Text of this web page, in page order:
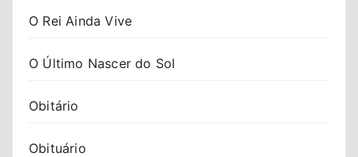
O Rei Ainda Vive
O Último Nascer do Sol
Obitário
Obituário